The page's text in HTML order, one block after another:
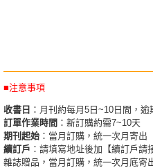
■注意事項
收書日 ：月刊約每月5日~10日間，
訂單作業時間 ：新訂購約需7~10天
期刊起始 ：當月訂購，統一次月寄
續訂戶 ：請填寫地址後加【續訂戶請
雜誌贈品，當月訂購，統一次月底寄